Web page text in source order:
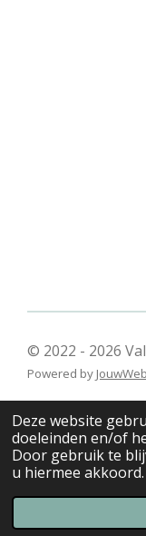
Deze website
doeleinden en/of
Door gebruik te
u hiermee akkoord.
© 2022 - 2026
Powered by JouwWeb